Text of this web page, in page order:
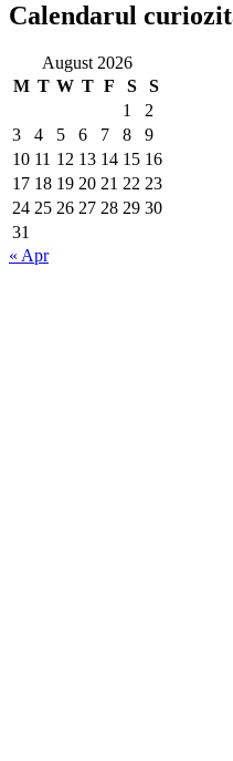
Calendarul
August 2026
M T W T F S
S
1
2
3
4 5 6 7 8
9
10 11 12 13 14 15 16
17 18 19 20 21 22 23
24 25 26 27 28 29 30
31
« Apr